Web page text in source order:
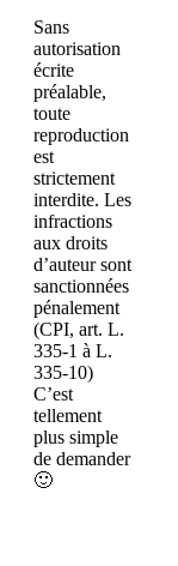
Sans
autorisation
écrite
préalable,
toute
reproduction
est
strictement
interdite. Les
infractions
aux droits
d’auteur sont
sanctionnées
pénalement
(CPI, art. L.
335-1 à L.
335-10)
C’est
tellement
plus simple
de demander
🙂